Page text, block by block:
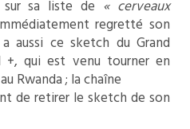
sa liste de « cerveaux
regretté son
aussi ce sketch du Grand
+, qui est venu tourner en
Rwanda ; la chaîne
de retirer le sketch de son